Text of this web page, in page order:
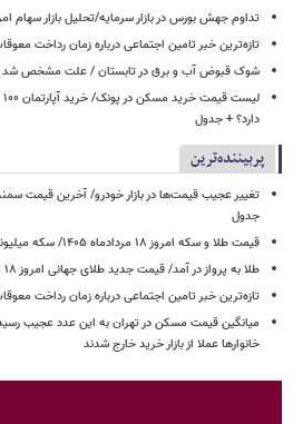
تداوم جهش بورس در بازار سرمایه/تحلیل بازار سهام امروز ۱۸ مرداد
تازه‌ترین خبر تامین اجتماعی درباره زمان رداخت
شوک قبوض آب و برق در تابستان / علت مشخص شد
دارد؟ + جدول
پربیننده‌ترین
تغییر عجیب قیمت‌ها در بازار خودرو/ آخرین قیمت
جدول
قیمت طلا و سکه امروز ۱۸ مردادماه ۱۴۰۵/ سکه میلیونی تغییر کرد + جدول
طلا به پرواز در آمد/ قیمت جدید طلای جهانی امروز ۱۸ مرداد ۱۴۰۵
تازه‌ترین خبر تامین اجتماعی درباره زمان رداخت
میانگین قیمت مسکن در تهران به این عدد عجیب
خانوارها عملا از بازار خرید خارج شدند